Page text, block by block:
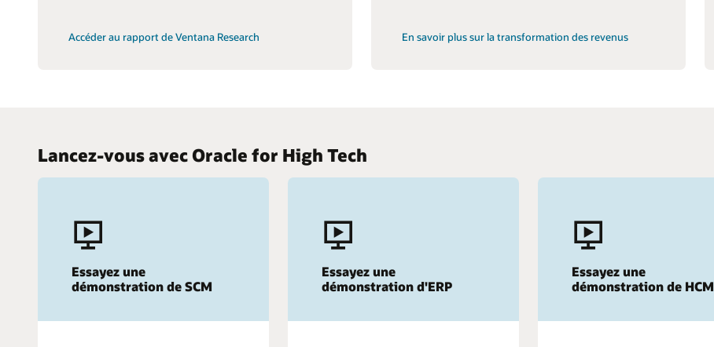
Accéder au rapport de Ventana Research En savoir plus sur la transformation des revenus
Lancez-vous avec Oracle for High Tech
Essayez une
démonstration de SCM
Essayez une
démonstration d'ERP
Essayez une
démonstration de HCM